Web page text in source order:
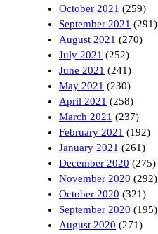
October 2021 (259)
September 2021 (291)
August 2021 (270)
July 2021 (252)
June 2021 (241)
May 2021 (230)
April 2021 (258)
March 2021 (237)
February 2021 (192)
January 2021 (261)
December 2020 (275)
November 2020 (292)
October 2020 (321)
September 2020 (195)
August 2020 (271)